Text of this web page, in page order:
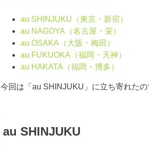
au SHINJUKU（東京・新宿）
au NAGOYA（名古屋・栄）
au OSAKA（大阪・梅田）
au FUKUOKA（福岡・天神）
au HAKATA（福岡・博多）
今回は「au SHINJUKU」に立ち寄れたの
au SHINJUKU